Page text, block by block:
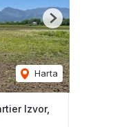
Harta
Next
Izvor,